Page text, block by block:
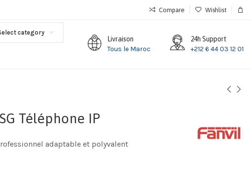
Compare Wishlist
category
Livraison
Tous le Maroc
24h Support
+212 6 44 03 12 01
Téléphone IP
adaptable et polyvalent